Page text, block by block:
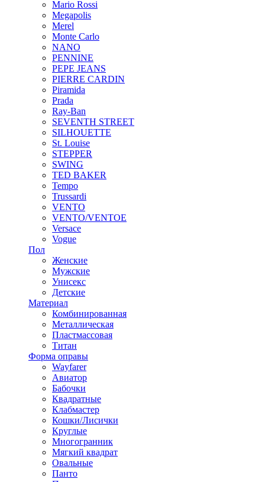
Mario Rossi
Megapolis
Merel
Monte Carlo
NANO
PENNINE
PEPE JEANS
PIERRE CARDIN
Piramida
Prada
Ray-Ban
SEVENTH STREET
SILHOUETTE
St. Louise
STEPPER
SWING
TED BAKER
Tempo
Trussardi
VENTO
VENTO/VENTOE
Versace
Vogue
Пол
Женские
Мужские
Унисекс
Детские
Материал
Комбинированная
Металлическая
Пластмассовая
Титан
Форма оправы
Wayfarer
Авиатор
Бабочки
Квадратные
Клабмастер
Кошки/Лисички
Круглые
Многогранник
Мягкий квадрат
Овальные
Панто